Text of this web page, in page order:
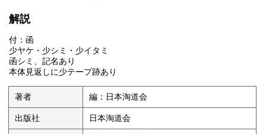
解説
付：函
少ヤケ・少シミ・少イタミ
函シミ、記名あり
本体見返しに少テープ跡あり
著者 編：日本淘道会
出版社 日本淘道会